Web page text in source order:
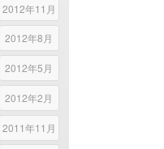
2012年11月
2012年8月
2012年5月
2012年2月
2011年11月